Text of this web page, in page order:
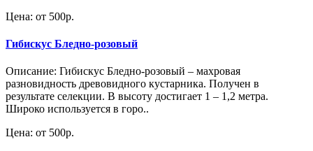
Цена: от 500р.
Гибискус Бледно-розовый
Описание: Гибискус Бледно-розовый – махровая
разновидность древовидного кустарника. Получен в
результате селекции. В высоту достигает 1 – 1,2 метра.
Широко используется в горо..
Цена: от 500р.